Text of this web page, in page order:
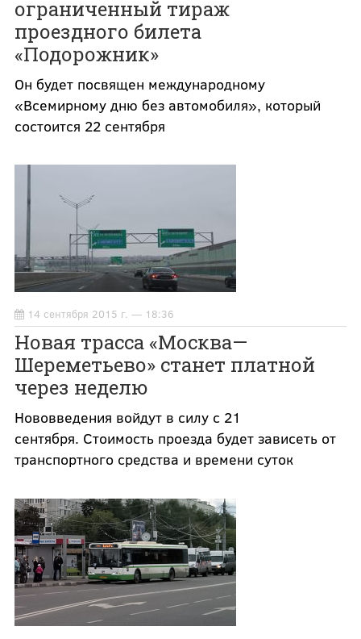
ограниченный тираж
проездного билета
«Подорожник»
Он будет посвящен международному
«Всемирному дню без автомобиля», который
состоится 22 сентября
14 сентября 2015 г. — 18:36
Новая трасса «Москва—
Шереметьево» станет платной
через неделю
Нововведения войдут в силу с 21
сентября. Стоимость проезда будет зависеть от
транспортного средства и времени суток